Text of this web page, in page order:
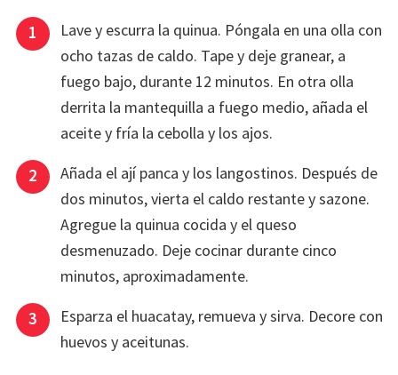
Lave y escurra la quinua. Póngala en una olla con
ocho tazas de caldo. Tape y deje granear, a
fuego bajo, durante 12 minutos. En otra olla
derrita la mantequilla a fuego medio, añada el
aceite y fría la cebolla y los ajos.
Añada el ají panca y los langostinos. Después de
dos minutos, vierta el caldo restante y sazone.
Agregue la quinua cocida y el queso
desmenuzado. Deje cocinar durante cinco
minutos, aproximadamente.
Esparza el huacatay, remueva y sirva. Decore con
huevos y aceitunas.